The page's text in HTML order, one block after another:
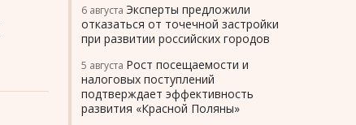
6 августа Эксперты предложили
отказаться от точечной застройки
при развитии российских городов
5 августа Рост посещаемости и
налоговых поступлений
подтверждает эффективность
развития «Красной Поляны»